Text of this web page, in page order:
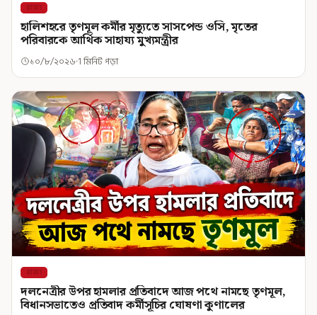
রাজ্য
হালিশহরে তৃণমূল কর্মীর মৃত্যুতে সাসপেন্ড ওসি, মৃতের
পরিবারকে আর্থিক সাহায্য মুখ্যমন্ত্রীর
১০/৮/২০২৬ 1 মিনিট পড়া
রাজ্য
দলনেত্রীর উপর হামলার প্রতিবাদে আজ পথে নামছে তৃণমূল,
বিধানসভাতেও প্রতিবাদ কর্মীসূচির ঘোষণা কুণালের